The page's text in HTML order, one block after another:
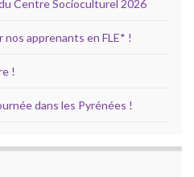
Centre Socioculturel 2026
apprenants en FLE* !
!
dans les Pyrénées !